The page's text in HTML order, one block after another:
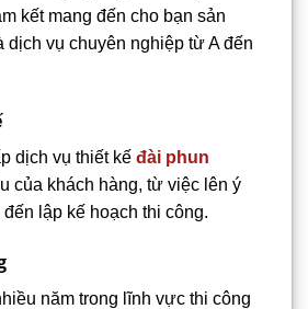
kết mang đến cho bạn sản
dịch vụ chuyên nghiệp từ A đến
dịch vụ thiết kế đài phun
của khách hàng, từ việc lên ý
lập kế hoạch thi công.
năm trong lĩnh vực thi công